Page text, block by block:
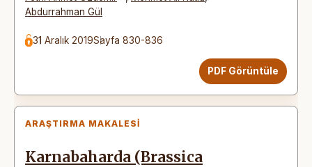
Abdurrahman Gül
31 Aralık 2019Sayfa 830-836
PDF Görüntüle
ARAŞTIRMA MAKALESI
Karnabaharda (Brassica